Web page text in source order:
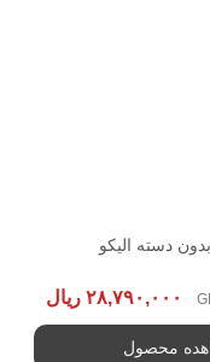
دسته الیکو
۲۸,۷۹۰,۰۰۰ ریال
محصول